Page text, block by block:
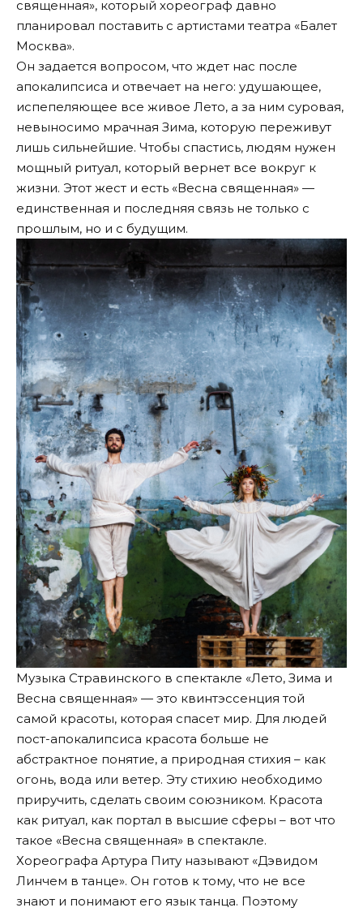
священная», который хореограф давно
планировал поставить с артистами театра «Балет
Москва».
Он задается вопросом, что ждет нас после
апокалипсиса и отвечает на него: удушающее,
испепеляющее все живое Лето, а за ним суровая,
невыносимо мрачная Зима, которую переживут
лишь сильнейшие. Чтобы спастись, людям нужен
мощный ритуал, который вернет все вокруг к
жизни. Этот жест и есть «Весна священная» —
единственная и последняя связь не только с
прошлым, но и с будущим.
Музыка Стравинского в спектакле «Лето, Зима и
Весна священная» — это квинтэссенция той
самой красоты, которая спасет мир. Для людей
пост-апокалипсиса красота больше не
абстрактное понятие, а природная стихия – как
огонь, вода или ветер. Эту стихию необходимо
приручить, сделать своим союзником. Красота
как ритуал, как портал в высшие сферы – вот что
такое «Весна священная» в спектакле.
Хореографа Артура Питу называют «Дэвидом
Линчем в танце». Он готов к тому, что не все
знают и понимают его язык танца. Поэтому